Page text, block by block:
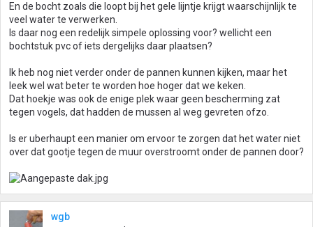
En de bocht zoals die loopt bij het gele lijntje krijgt waarschijnlijk te
veel water te verwerken.
Is daar nog een redelijk simpele oplossing voor? wellicht een
bochtstuk pvc of iets dergelijks daar plaatsen?
Ik heb nog niet verder onder de pannen kunnen kijken, maar het
leek wel wat beter te worden hoe hoger dat we keken.
Dat hoekje was ook de enige plek waar geen bescherming zat
tegen vogels, dat hadden de mussen al weg gevreten ofzo.
Is er uberhaupt een manier om ervoor te zorgen dat het water niet
over dat gootje tegen de muur overstroomt onder de pannen door?
wgb